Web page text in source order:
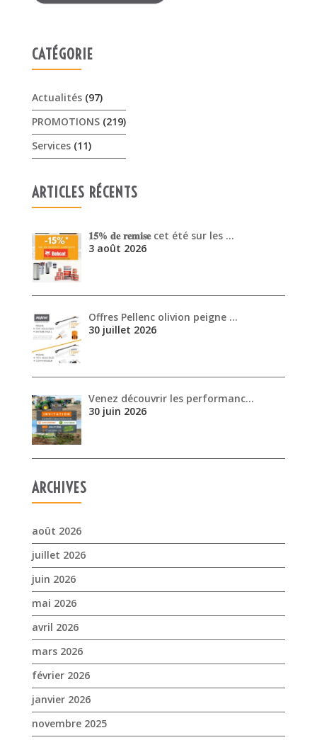
CATÉGORIE
Actualités(97)
PROMOTIONS(219)
Services(11)
ARTICLES RÉCENTS
𝟏𝟓% 𝐝𝐞 𝐫𝐞𝐦𝐢𝐬𝐞 cet été sur les …
3 août 2026
Offres Pellenc olivion peigne …
30 juillet 2026
Venez découvrir les performanc…
30 juin 2026
ARCHIVES
août 2026
juillet 2026
juin 2026
mai 2026
avril 2026
mars 2026
février 2026
janvier 2026
novembre 2025